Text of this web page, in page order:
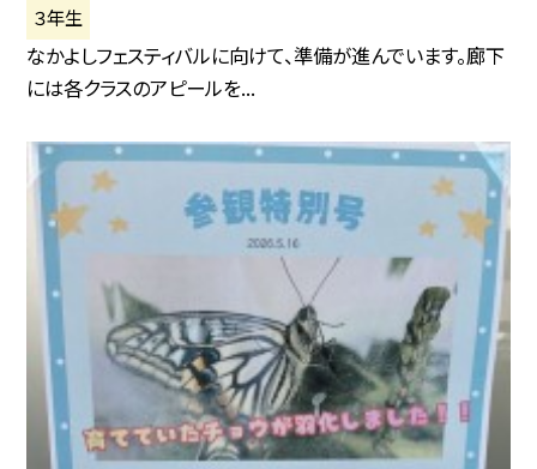
３年生
なかよしフェスティバルに向けて、準備が進んでいます。廊下
には各クラスのアピールを...